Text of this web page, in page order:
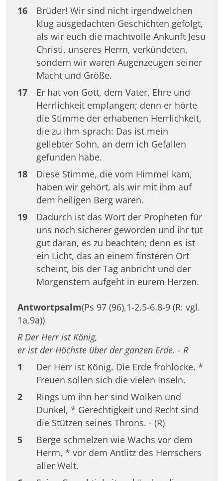
16
Brüder! Wir sind nicht irgendwelchen
klug ausgedachten Geschichten gefolgt,
als wir euch die machtvolle Ankunft Jesu
Christi, unseres Herrn, verkündeten,
sondern wir waren Augenzeugen seiner
Macht und Größe.
17
Er hat von Gott, dem Vater, Ehre und
Herrlichkeit empfangen; denn er hörte
die Stimme der erhabenen Herrlichkeit,
die zu ihm sprach: Das ist mein
geliebter Sohn, an dem ich Gefallen
gefunden habe.
18
Diese Stimme, die vom Himmel kam,
haben wir gehört, als wir mit ihm auf
dem heiligen Berg waren.
19
Dadurch ist das Wort der Propheten für
uns noch sicherer geworden und ihr tut
gut daran, es zu beachten; denn es ist
ein Licht, das an einem finsteren Ort
scheint, bis der Tag anbricht und der
Morgenstern aufgeht in eurem Herzen.
Antwortpsalm(Ps 97 (96),1-2.5-6.8-9 (R: vgl.
1a.9a))
R Der Herr ist König,
er ist der Höchste über der ganzen Erde. - R
1
Der Herr ist König. Die Erde frohlocke. *
Freuen sollen sich die vielen Inseln.
2
Rings um ihn her sind Wolken und
Dunkel, * Gerechtigkeit und Recht sind
die Stützen seines Throns. - (R)
5
Berge schmelzen wie Wachs vor dem
Herrn, * vor dem Antlitz des Herrschers
aller Welt.